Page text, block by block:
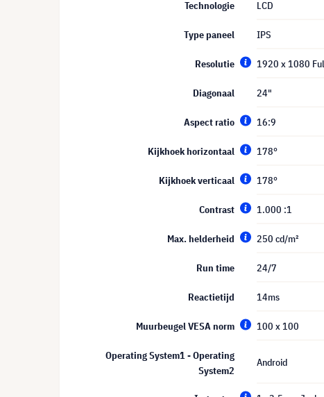
Technologie LCD
Type paneel IPS
Resolutie 1920 x 1080
Diagonaal 24"
Aspect ratio 16:9
Kijkhoek horizontaal 178°
Kijkhoek verticaal 178°
Contrast 1.000 :1
Max. helderheid 250 cd/m²
Run time 24/7
Reactietijd 14ms
Muurbeugel VESA norm 100 x 100
Operating System1 - Operating
System2
Android